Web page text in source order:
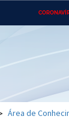
do
Área de